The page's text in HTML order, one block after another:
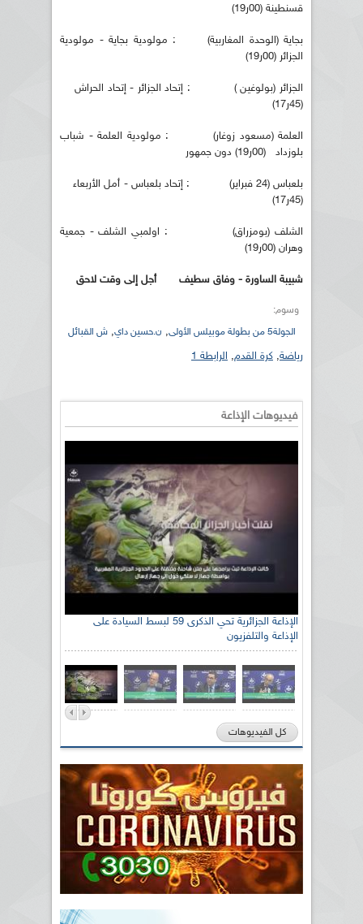
قسنطينة (00ر19)
بجاية (الوحدة المغاربية) : مولودية بجاية - مولودية
الجزائر (00ر19)
الجزائر (بولوغين ) : إتحاد الجزائر - إتحاد الحراش
(45ر17)
العلمة (مسعود زوغار) : مولودية العلمة - شباب
بلوزداد (00ر19) دون جمهور
بلعباس (24 فبراير) : إتحاد بلعباس - أمل الأربعاء
(45ر17)
الشلف (بومزراق) : اولمبي الشلف - جمعية
وهران (00ر19)
شبيبة الساورة - وفاق سطيف أجل إلى وقت لاحق
وسوم:
الجولة5 من بطولة موبيلس الأولى
, ن.حسين داي, ش القبائل
رياضة, كرة القدم, الرابطة 1
فيديوهات الإذاعة
الإذاعة الجزائرية تحي الذكرى 59 لبسط السيادة على
الإذاعة والتلفزيون
كل الفيديوهات